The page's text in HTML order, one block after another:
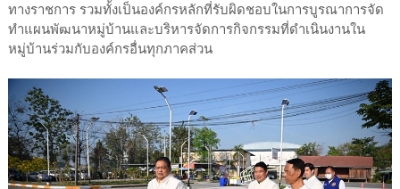
ทางราชการ รวมทั้งเป็นองค์กรหลักที่รับผิดชอบในการบูรณาการจัด
ทำแผนพัฒนาหมู่บ้านและบริหารจัดการกิจกรรมที่ดำเนินงานใน
หมู่บ้านร่วมกับองค์กรอื่นทุกภาคส่วน